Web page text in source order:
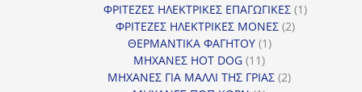
προϊόν
ΦΡΙΤΕΖΕΣ ΗΛΕΚΤΡΙΚΕΣ ΕΠΑΓΩΓΙΚΕΣ 11
ΦΡΙΤΕΖΕΣ ΗΛΕΚΤΡΙΚΕΣ ΜΟΝΕΣ 22
ΘΕΡΜΑΝΤΙΚΑ ΦΑΓΗΤΟΥ 11
ΜΗΧΑΝΕΣ HOT DOG 1111
προϊόντα
ΜΗΧΑΝΕΣ ΓΙΑ ΜΑΛΛΙ ΤΗΣ ΓΡΙΑΣ 22